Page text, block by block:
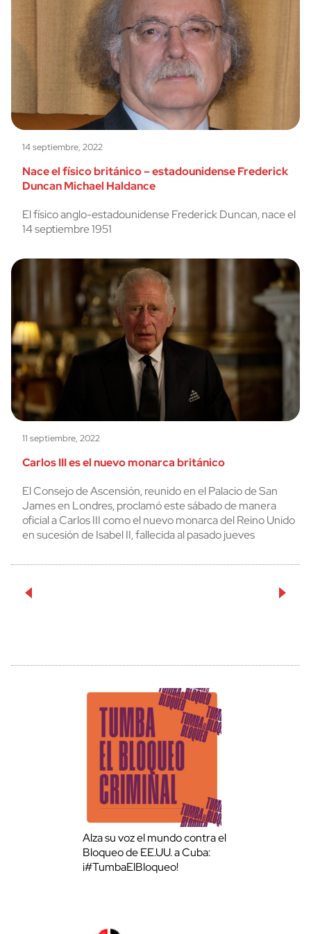
14 septiembre, 2022
Nace el físico británico – estadounidense Frederick
Duncan Michael Haldance
El físico anglo-estadounidense Frederick Duncan, nace el
14 septiembre 1951
11 septiembre, 2022
Carlos III es el nuevo monarca británico
El Consejo de Ascensión, reunido en el Palacio de San
James en Londres, proclamó este sábado de manera
oficial a Carlos III como el nuevo monarca del Reino Unido
en sucesión de Isabel II, fallecida al pasado jueves
Alza su voz el mundo contra el
Bloqueo de EE.UU. a Cuba:
¡#TumbaElBloqueo!